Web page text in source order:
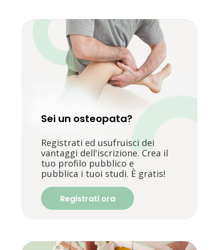
Sei un osteopata?
Registrati ed usufruisci dei
vantaggi dell'iscrizione. Crea il
tuo profilo pubblico e
pubblica i tuoi studi. È gratis!
Registrati ora